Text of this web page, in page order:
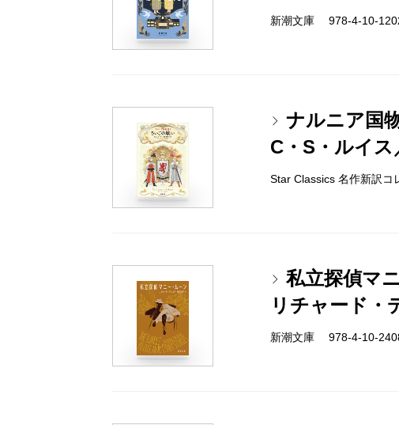
新潮文庫 978-4-10-
ナルニア国
C・S・ルイス
Star Classics 名作新訳
私立探偵マ
リチャード・
新潮文庫 978-4-10-